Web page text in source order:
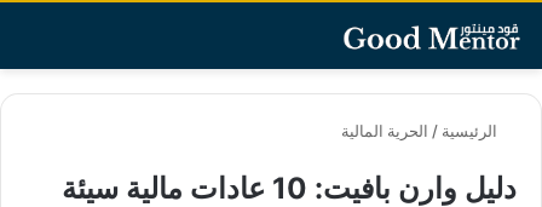
الرئيسية / الحرية المالية
دليل وارن بافيت: 10 عادات مالية سيئة